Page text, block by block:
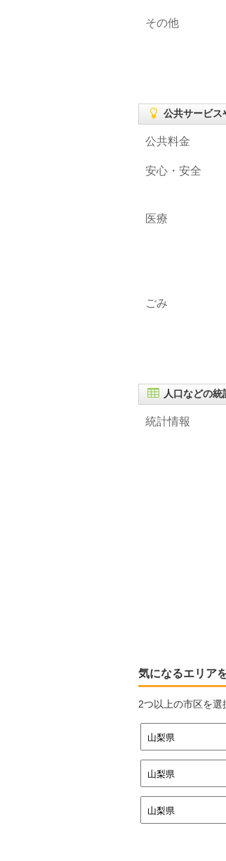
その他
公共サービス
公共料金
安心・安全
医療
ごみ
人口などの統
統計情報
気になるエリア
2つ以上の市区を選